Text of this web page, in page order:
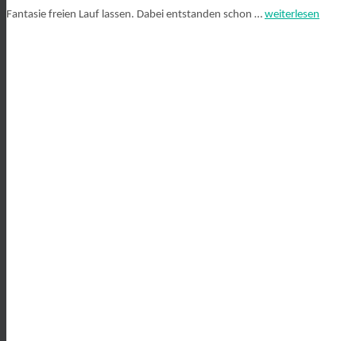
Fantasie freien Lauf lassen. Dabei entstanden schon … weiterlesen